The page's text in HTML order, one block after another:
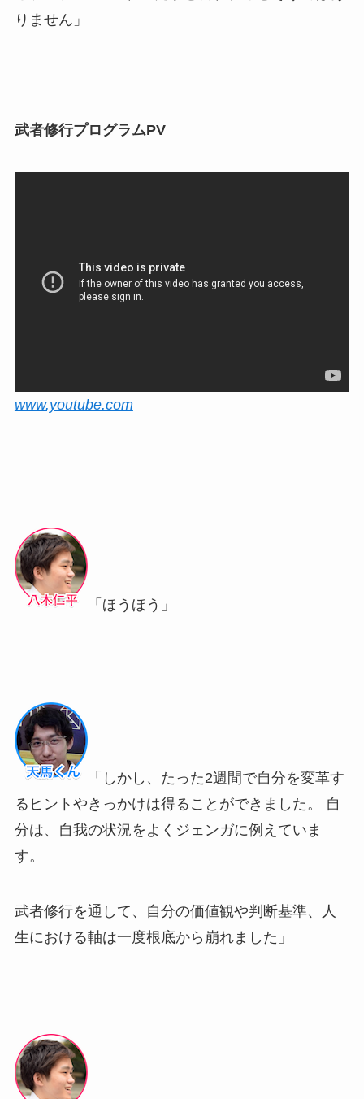
りません」
武者修行プログラムPV
www.youtube.com
「ほうほう」
「しかし、たった2週間で自分を変革す
るヒントやきっかけは得ることができました。 自
分は、自我の状況をよくジェンガに例えていま
す。
武者修行を通して、自分の価値観や判断基準、人
生における軸は一度根底から崩れました」